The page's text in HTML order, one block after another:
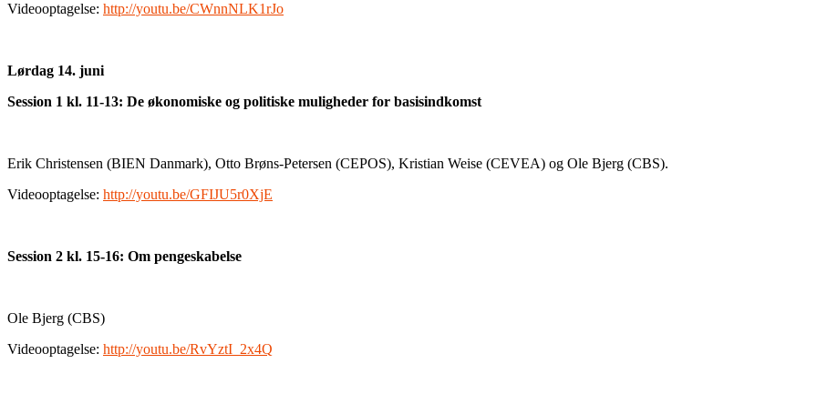
Videooptagelse: http://youtu.be/CWnnNLK1rJo
Lørdag 14. juni
Session 1 kl. 11-13: De økonomiske og politiske muligheder for basisindkomst
Erik Christensen (BIEN Danmark), Otto Brøns-Petersen (CEPOS), Kristian Weise (CEVEA) og Ole Bjerg (CBS).
Videooptagelse: http://youtu.be/GFIJU5r0XjE
Session 2 kl. 15-16: Om pengeskabelse
Ole Bjerg (CBS)
Videooptagelse: http://youtu.be/RvYztI_2x4Q